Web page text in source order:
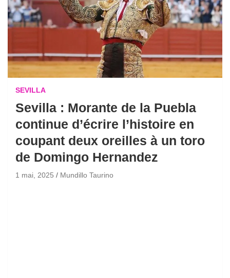
SEVILLA
Sevilla : Morante de la Puebla
continue d’écrire l’histoire en
coupant deux oreilles à un toro
de Domingo Hernandez
1 mai, 2025 Mundillo Taurino